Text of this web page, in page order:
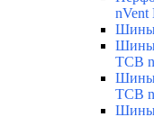
nVent
Шины
Шины
TCB
Шины
TCB
Шины